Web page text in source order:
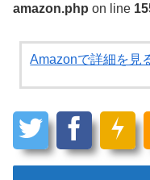
amazon.php on line
Amazonで詳細を見